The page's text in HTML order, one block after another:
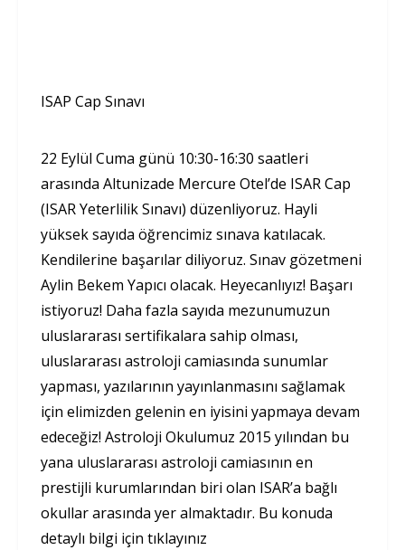
ISAP Cap Sınavı
22 Eylül Cuma günü 10:30-16:30 saatleri
arasında Altunizade Mercure Otel’de ISAR Cap
(ISAR Yeterlilik Sınavı) düzenliyoruz. Hayli
yüksek sayıda öğrencimiz sınava katılacak.
Kendilerine başarılar diliyoruz. Sınav gözetmeni
Aylin Bekem Yapıcı olacak. Heyecanlıyız! Başarı
istiyoruz! Daha fazla sayıda mezunumuzun
uluslararası sertifikalara sahip olması,
uluslararası astroloji camiasında sunumlar
yapması, yazılarının yayınlanmasını sağlamak
için elimizden gelenin en iyisini yapmaya devam
edeceğiz! Astroloji Okulumuz 2015 yılından bu
yana uluslararası astroloji camiasının en
prestijli kurumlarından biri olan ISAR’a bağlı
okullar arasında yer almaktadır. Bu konuda
detaylı bilgi için tıklayınız